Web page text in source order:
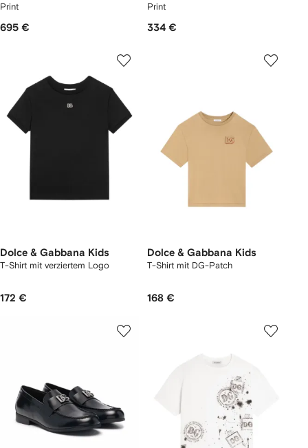
Print
695 €
Print
334 €
Dolce & Gabbana Kids
T-Shirt mit verziertem Logo
172 €
Dolce & Gabbana Kids
T-Shirt mit DG-Patch
168 €